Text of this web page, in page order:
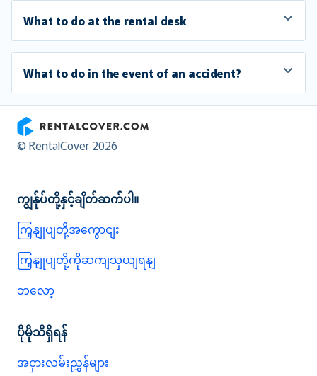
What to do at the rental desk
What to do in the event of an accident?
RentalCover
© RentalCover 2026
ကျွန်ုပ်တို့နှင့်ချိတ်ဆက်ပါ။
ကြှနျုပျတို့အကွောငျး
ကြှနျုပျတို့ကိုဆကျသှယျရနျ
ဘလော့
ပိုမိုသိရှိရန်
အငှားလမ်းညွှန်များ